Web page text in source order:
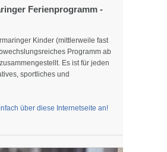
Ferienprogramm -
Kinder (mittlerweile fast
Programm ab
Es ist für jeden
sportliches und
über diese Internetseite an!